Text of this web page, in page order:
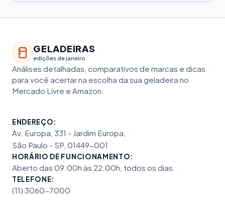
GELADEIRAS
edições de janeiro
Análises detalhadas, comparativos de marcas e dicas
para você acertar na escolha da sua geladeira no
Mercado Livre e Amazon.
ENDEREÇO:
Av. Europa, 331 - Jardim Europa,
São Paulo - SP, 01449-001
HORÁRIO DE FUNCIONAMENTO:
Aberto das 09:00h às 22:00h, todos os dias.
TELEFONE:
(11) 3060-7000